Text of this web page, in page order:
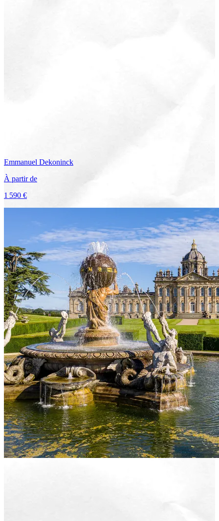
Emmanuel Dekoninck
À partir de
1 590 €